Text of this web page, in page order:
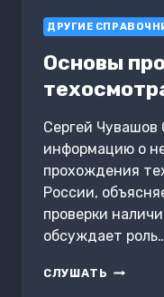
ДРУГИЕ
Основы
Сергей Чувашов
информацию о
прохождения
России,
проверки
обсуждает
СЛУШАТЬ ОСНОВЫ